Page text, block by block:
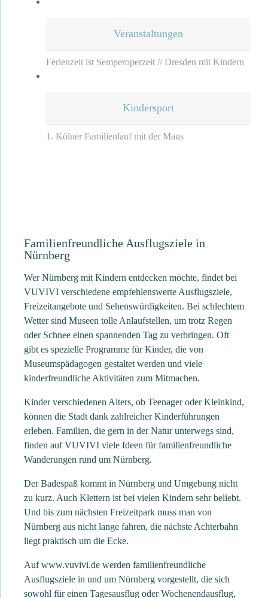
Veranstaltungen
Ferienzeit ist Semperoperzeit // Dresden mit Kindern
Kindersport
1. Kölner Familienlauf mit der Maus
Familienfreundliche Ausflugsziele in
Nürnberg
Wer Nürnberg mit Kindern entdecken möchte, findet bei
VUVIVI verschiedene empfehlenswerte Ausflugsziele,
Freizeitangebote und Sehenswürdigkeiten. Bei schlechtem
Wetter sind Museen tolle Anlaufstellen, um trotz Regen
oder Schnee einen spannenden Tag zu verbringen. Oft
gibt es spezielle Programme für Kinder, die von
Museumspädagogen gestaltet werden und viele
kinderfreundliche Aktivitäten zum Mitmachen.
Kinder verschiedenen Alters, ob Teenager oder Kleinkind,
können die Stadt dank zahlreicher Kinderführungen
erleben. Familien, die gern in der Natur unterwegs sind,
finden auf VUVIVI viele Ideen für familienfreundliche
Wanderungen rund um Nürnberg.
Der Badespaß kommt in Nürnberg und Umgebung nicht
zu kurz. Auch Klettern ist bei vielen Kindern sehr beliebt.
Und bis zum nächsten Freizeitpark muss man von
Nürnberg aus nicht lange fahren, die nächste Achterbahn
liegt praktisch um die Ecke.
Auf www.vuvivi.de werden familienfreundliche
Ausflugsziele in und um Nürnberg vorgestellt, die sich
sowohl für einen Tagesausflug oder Wochenendausflug,